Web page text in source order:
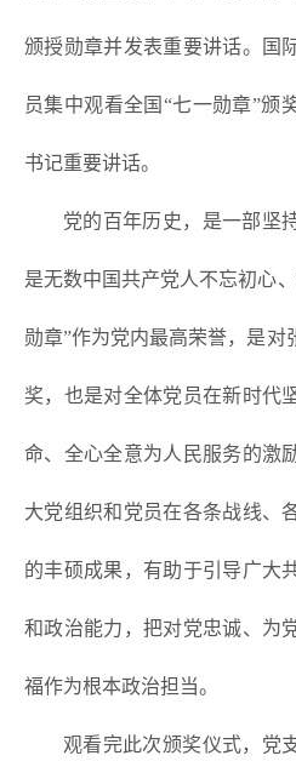
颁授勋章并发表重要讲话。国
员集中观看全国“七一勋章”颁
书记重要讲话。
党的百年历史，是一部坚
是无数中国共产党人不忘初心
勋章”作为党内最高荣誉，是对
奖，也是对全体党员在新时代
命、全心全意为人民服务的激
大党组织和党员在各条战线、
的丰硕成果，有助于引导广大
和政治能力，把对党忠诚、为
福作为根本政治担当。
观看完此次颁奖仪式，党